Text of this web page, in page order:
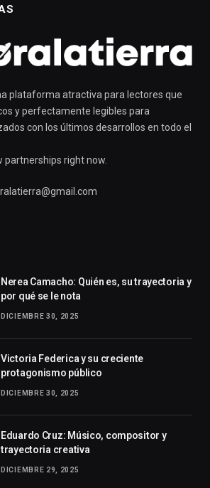
plataforma atractiva para lectores que
y perfectamente legibles para
con los últimos desarrollos en todo el
partnerships right now.
Nerea Camacho: Quién es, su trayectoria y
por qué se le nota
DICIEMBRE 30, 2025
Victoria Federica y su creciente
protagonismo público
DICIEMBRE 30, 2025
Eduardo Cruz: Músico, compositor y
trayectoria creativa
DICIEMBRE 29, 2025